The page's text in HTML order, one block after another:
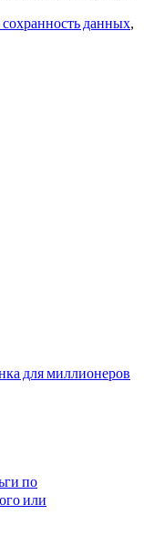
сохранность данных,
для миллионеров
по
или